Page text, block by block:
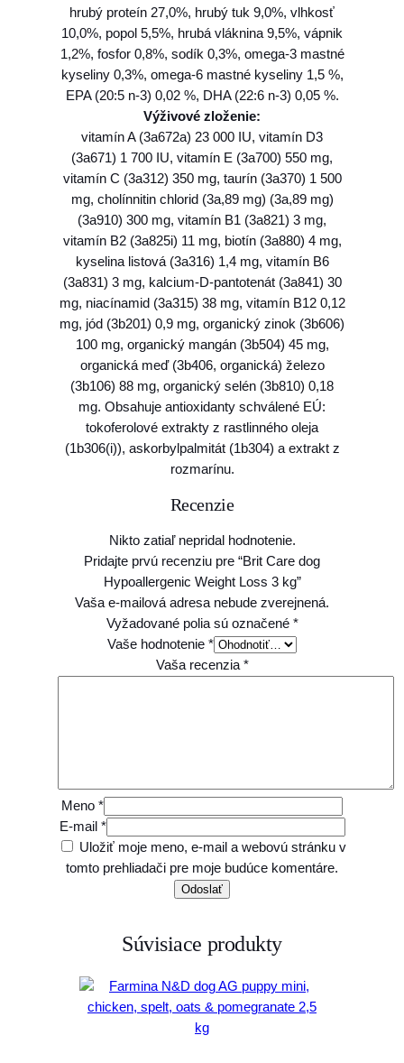
g
e
n
c
e
i
g
h
t
L
o
s
s
3
k
g
hrubý proteín 27,0%, hrubý tuk 9,0%, vlhkosť
10,0%, popol 5,5%, hrubá vláknina 9,5%, vápnik
1,2%, fosfor 0,8%, sodík 0,3%, omega-3 mastné
kyseliny 0,3%, omega-6 mastné kyseliny 1,5 %,
EPA (20:5 n-3) 0,02 %, DHA (22:6 n-3) 0,05 %.
Výživové zloženie:
vitamín A (3a672a) 23 000 IU, vitamín D3
(3a671) 1 700 IU, vitamín E (3a700) 550 mg,
vitamín C (3a312) 350 mg, taurín (3a370) 1 500
mg, cholínnitin chlorid (3a,89 mg) (3a,89 mg)
(3a910) 300 mg, vitamín B1 (3a821) 3 mg,
vitamín B2 (3a825i) 11 mg, biotín (3a880) 4 mg,
kyselina listová (3a316) 1,4 mg, vitamín B6
(3a831) 3 mg, kalcium-D-pantotenát (3a841) 30
mg, niacínamid (3a315) 38 mg, vitamín B12 0,12
mg, jód (3b201) 0,9 mg, organický zinok (3b606)
100 mg, organický mangán (3b504) 45 mg,
organická meď (3b406, organická) železo
(3b106) 88 mg, organický selén (3b810) 0,18
mg. Obsahuje antioxidanty schválené EÚ:
tokoferolové extrakty z rastlinného oleja
(1b306(i)), askorbylpalmitát (1b304) a extrakt z
rozmarínu.
Recenzie
Nikto zatiaľ nepridal hodnotenie.
Pridajte prvú recenziu pre “Brit Care dog
Hypoallergenic Weight Loss 3 kg”
Vaša e-mailová adresa nebude zverejnená.
Vyžadované polia sú označené *
Vaše hodnotenie *
Vaša recenzia *
Meno *
E-mail *
Uložiť moje meno, e-mail a webovú stránku v
tomto prehliadači pre moje budúce komentáre.
Súvisiace produkty